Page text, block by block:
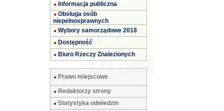
Informacja publiczna
Obsługa osób
niepełnosprawnych
Wybory samorządowe 2018
Dostępność
Biuro Rzeczy Znalezionych
Prawo miejscowe
Redaktorzy strony
Statystyka odwiedzin